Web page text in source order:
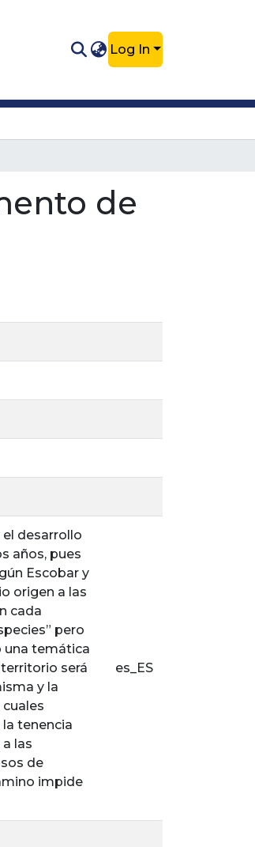
Log In
de
desarrollo
años, pues
Escobar y
origen a las
cada
pero
una temática
será
y la
tenencia
las
de
impide
es_ES